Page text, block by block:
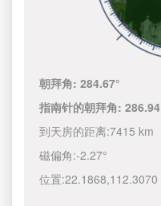
朝拜角:284.67°
指南针的朝拜角:286.94
到天房的距离:7415 km
磁偏角:-2.27°
位置:22.1868,112.3070